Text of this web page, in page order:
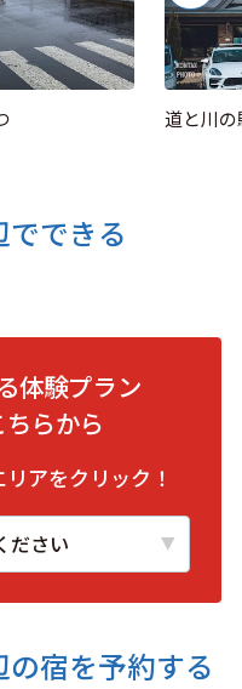
道と川
できる
体験プラン
ちらから
アをクリック！
の宿を予約する